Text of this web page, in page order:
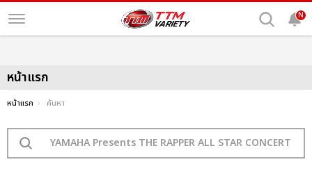
N
หน้าแรก
หน้าแรก ค้นหา